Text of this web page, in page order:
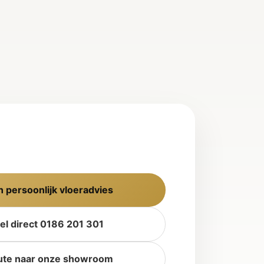
persoonlijk vloeradvies
direct 0186 201 301
naar onze showroom